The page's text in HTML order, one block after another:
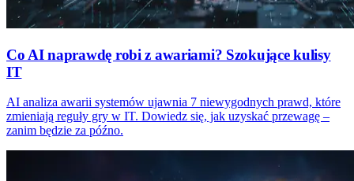
Co AI naprawdę robi z awariami? Szokujące kulisy
IT
AI analiza awarii systemów ujawnia 7 niewygodnych prawd, które
zmieniają reguły gry w IT. Dowiedz się, jak uzyskać przewagę –
zanim będzie za późno.